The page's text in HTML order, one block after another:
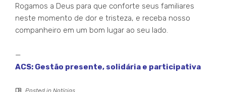
Rogamos a Deus para que conforte seus familiares
neste momento de dor e tristeza, e receba nosso
companheiro em um bom lugar ao seu lado.
—
ACS: Gestão presente, solidária e participativa
Posted in Notícias